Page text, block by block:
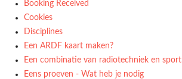
Booking Received
Cookies
Disciplines
Een ARDF kaart maken?
Een combinatie van radiotechniek en sport
Eens proeven - Wat heb je nodig